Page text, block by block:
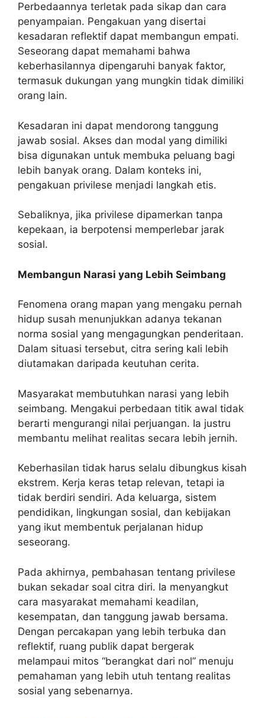
Perbedaannya terletak pada sikap dan cara
penyampaian. Pengakuan yang disertai
kesadaran reflektif dapat membangun empati.
Seseorang dapat memahami bahwa
keberhasilannya dipengaruhi banyak faktor,
termasuk dukungan yang mungkin tidak dimiliki
orang lain.
Kesadaran ini dapat mendorong tanggung
jawab sosial. Akses dan modal yang dimiliki
bisa digunakan untuk membuka peluang bagi
lebih banyak orang. Dalam konteks ini,
pengakuan privilese menjadi langkah etis.
Sebaliknya, jika privilese dipamerkan tanpa
kepekaan, ia berpotensi memperlebar jarak
sosial.
Membangun Narasi yang Lebih Seimbang
Fenomena orang mapan yang mengaku pernah
hidup susah menunjukkan adanya tekanan
norma sosial yang mengagungkan penderitaan.
Dalam situasi tersebut, citra sering kali lebih
diutamakan daripada keutuhan cerita.
Masyarakat membutuhkan narasi yang lebih
seimbang. Mengakui perbedaan titik awal tidak
berarti mengurangi nilai perjuangan. Ia justru
membantu melihat realitas secara lebih jernih.
Keberhasilan tidak harus selalu dibungkus kisah
ekstrem. Kerja keras tetap relevan, tetapi ia
tidak berdiri sendiri. Ada keluarga, sistem
pendidikan, lingkungan sosial, dan kebijakan
yang ikut membentuk perjalanan hidup
seseorang.
Pada akhirnya, pembahasan tentang privilese
bukan sekadar soal citra diri. Ia menyangkut
cara masyarakat memahami keadilan,
kesempatan, dan tanggung jawab bersama.
Dengan percakapan yang lebih terbuka dan
reflektif, ruang publik dapat bergerak
melampaui mitos “berangkat dari nol” menuju
pemahaman yang lebih utuh tentang realitas
sosial yang sebenarnya.